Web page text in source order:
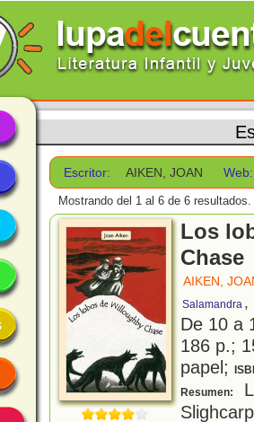
Escritor: AIKEN, JOAN Web:
Mostrando del 1 al 6 de 6 resultados.
Los
Chase
AIKEN,
Salamandra ,
De 10 a
186 p.;
papel;
Resumen: